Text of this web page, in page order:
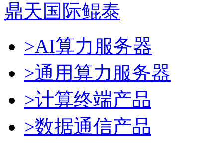
鼎天国际鲲泰
>AI算力服务器
>通用算力服务器
>计算终端产品
>数据通信产品